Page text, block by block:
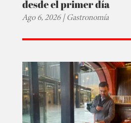
desde el primer día
Ago 6, 2026|Gastronomía